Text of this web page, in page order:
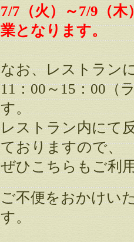
7/7（火）～7/9（
業となります。
なお、レストラン
11：00～15：00（
す。
レストラン内にて
ておりますので、
ぜひこちらもご利
ご不便をおかけい
す。